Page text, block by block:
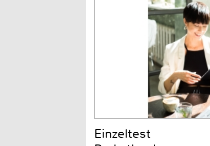
Einzeltest